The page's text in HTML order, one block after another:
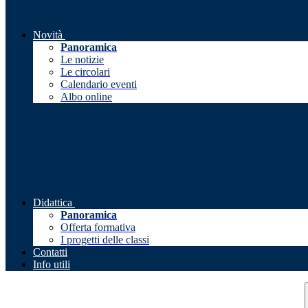
Novità
Panoramica
Le notizie
Le circolari
Calendario eventi
Albo online
Didattica
Panoramica
Offerta formativa
I progetti delle classi
Contatti
Info utili